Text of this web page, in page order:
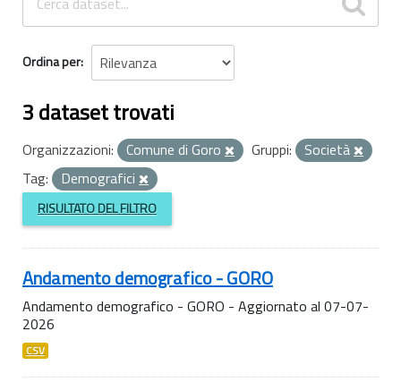
Ordina per
3 dataset trovati
Organizzazioni: Comune di Goro Gruppi:
Società
Tag:
Demografici
RISULTATO DEL FILTRO
Andamento demografico - GORO
Andamento demografico - GORO - Aggiornato al 07-07-
2026
CSV